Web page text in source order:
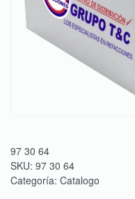
97 30 64
SKU: 97 30 64
Categoría: Catalogo